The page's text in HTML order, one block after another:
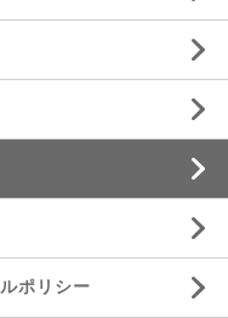
ポリシー